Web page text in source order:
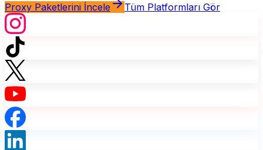
Proxy Paketlerini İncele Tüm Platformları Gör